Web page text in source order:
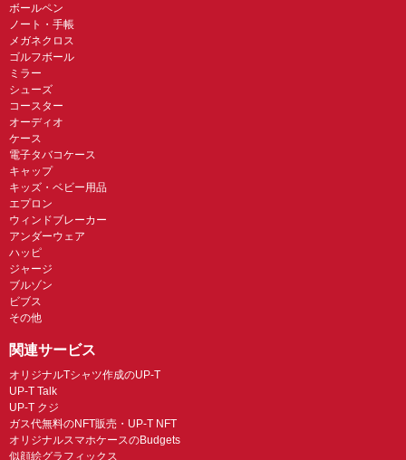
ボールペン
ノート・手帳
メガネクロス
ゴルフボール
ミラー
シューズ
コースター
オーディオ
ケース
電子タバコケース
キャップ
キッズ・ベビー用品
エプロン
ウィンドブレーカー
アンダーウェア
ハッピ
ジャージ
ブルゾン
ビブス
その他
関連サービス
オリジナルTシャツ作成のUP-T
UP-T Talk
UP-T クジ
ガス代無料のNFT販売・UP-T NFT
オリジナルスマホケースのBudgets
似顔絵グラフィックス